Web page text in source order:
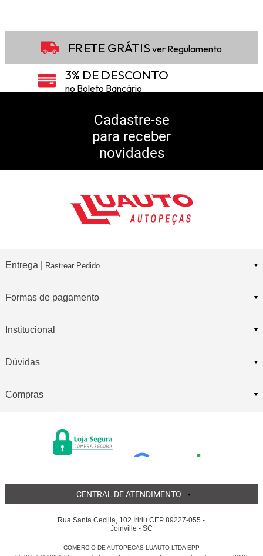
FRETE GRÁTIS ver Regulamento
3% DE DESCONTO
no Boleto Bancário
5% DE DESCONTO
10% DE CASHBACK
Consulte Regulamento
Cadastre-se
para receber
novidades
Entrega | Rastrear Pedido
Formas de pagamento
Institucional
Dúvidas
Compras
CENTRAL DE ATENDIMENTO
Rua Santa Cecilia, 102 Iririu CEP 89227-055 -
Joinville - SC
COMERCIO DE AUTOPECAS LUAUTO LTDA EPP